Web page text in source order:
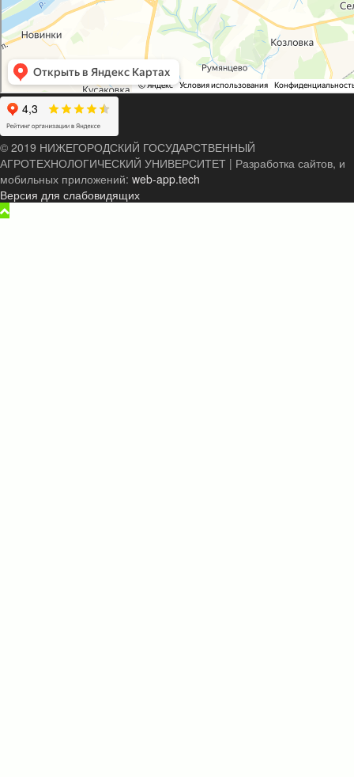
© 2019 НИЖЕГОРОДСКИЙ ГОСУДАРСТВЕННЫЙ
АГРОТЕХНОЛОГИЧЕСКИЙ УНИВЕРСИТЕТ | Разработка сайтов, и
мобильных приложений: web-app.tech
Версия для слабовидящих